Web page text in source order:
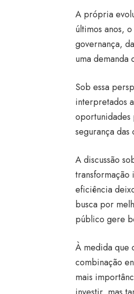
A própria
últimos anos,
governança,
uma demanda
Sob essa
interpretados
segurança das
A discussão
eficiência
busca por
público gere
À medida que
combinação
mais